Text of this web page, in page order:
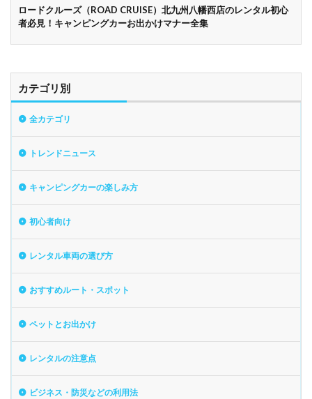
ロードクルーズ（ROAD CRUISE）北九州八幡西店のレンタル初心
者必見！キャンピングカーお出かけマナー全集
カテゴリ別
全カテゴリ
トレンドニュース
キャンピングカーの楽しみ方
初心者向け
レンタル車両の選び方
おすすめルート・スポット
ペットとお出かけ
レンタルの注意点
ビジネス・防災などの利用法